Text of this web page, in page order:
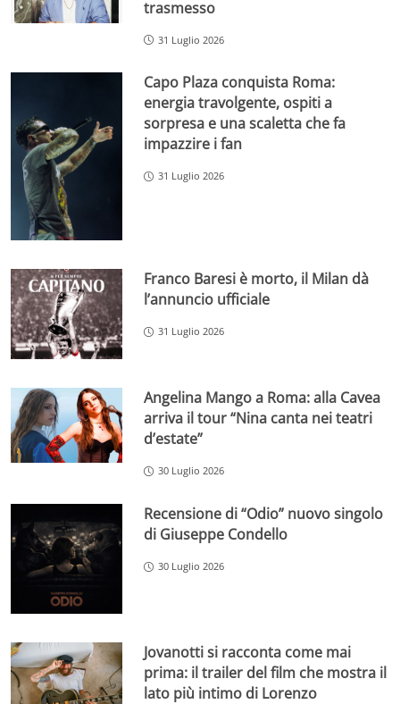
trasmesso
31 Luglio 2026
Capo Plaza conquista Roma:
energia travolgente, ospiti a
sorpresa e una scaletta che fa
impazzire i fan
31 Luglio 2026
Franco Baresi è morto, il Milan dà
l’annuncio ufficiale
31 Luglio 2026
Angelina Mango a Roma: alla Cavea
arriva il tour “Nina canta nei teatri
d’estate”
30 Luglio 2026
Recensione di “Odio” nuovo singolo
di Giuseppe Condello
30 Luglio 2026
Jovanotti si racconta come mai
prima: il trailer del film che mostra il
lato più intimo di Lorenzo